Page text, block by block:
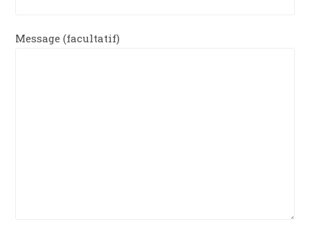
Message (facultatif)